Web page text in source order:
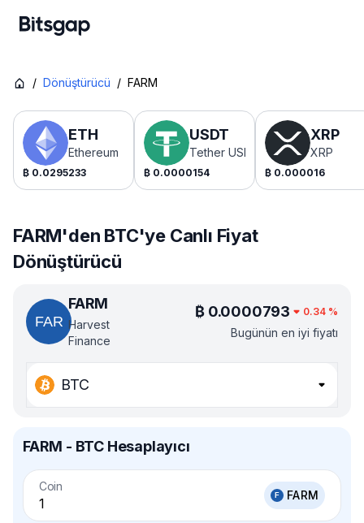
/ Dönüştürücü / FARM
ETH
Ethereum
₿ 0.0295233
USDT
Tether USDt
₿ 0.0000154
XRP
XRP
₿ 0.000016
FARM'den BTC'ye Canlı Fiyat
Dönüştürücü
FARM
Harvest
Finance
₿ 0.0000793 0.34 %
Bugünün en iyi fiyatı
BTC
FARM - BTC Hesaplayıcı
Coin
FARM